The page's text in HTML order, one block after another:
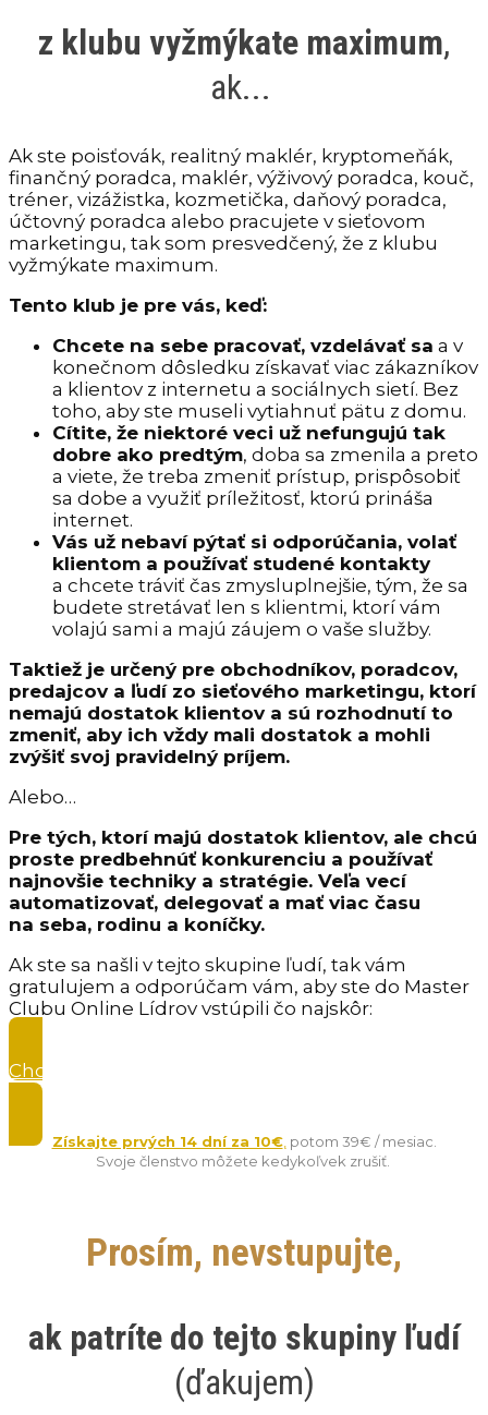
z klubu vyžmýkate maximum,
ak...
Ak ste poisťovák, realitný maklér, kryptomeňák,
finančný poradca, maklér, výživový poradca, kouč,
tréner, vizážistka, kozmetička, daňový poradca,
účtovný poradca alebo pracujete v sieťovom
marketingu, tak som presvedčený, že z klubu
vyžmýkate maximum.
Tento klub je pre vás, keď:
Chcete na sebe pracovať, vzdelávať sa a v
konečnom dôsledku získavať viac zákazníkov
a klientov z internetu a sociálnych sietí. Bez
toho, aby ste museli vytiahnuť pätu z domu.
Cítite, že niektoré veci už nefungujú tak
dobre ako predtým, doba sa zmenila a preto
a viete, že treba zmeniť prístup, prispôsobiť
sa dobe a využiť príležitosť, ktorú prináša
internet.
Vás už nebaví pýtať si odporúčania, volať
klientom a používať studené kontakty
a chcete tráviť čas zmysluplnejšie, tým, že sa
budete stretávať len s klientmi, ktorí vám
volajú sami a majú záujem o vaše služby.
Taktiež je určený pre obchodníkov, poradcov,
predajcov a ľudí zo sieťového marketingu, ktorí
nemajú dostatok klientov a sú rozhodnutí to
zmeniť, aby ich vždy mali dostatok a mohli
zvýšiť svoj pravidelný príjem.
Alebo…
Pre tých, ktorí majú dostatok klientov, ale chcú
proste predbehnúť konkurenciu a používať
najnovšie techniky a stratégie. Veľa vecí
automatizovať, delegovať a mať viac času
na seba, rodinu a koníčky.
Ak ste sa našli v tejto skupine ľudí, tak vám
gratulujem a odporúčam vám, aby ste do Master
Clubu Online Lídrov vstúpili čo najskôr:
Chcem vyskúšať členstvo v Master Clube Online
Lídrov len za 10 € »
Získajte prvých 14 dní za 10€, potom 39€ / mesiac.
Svoje členstvo môžete kedykoľvek zrušiť.
Prosím, nevstupujte,
ak patríte do tejto skupiny ľudí
(ďakujem)